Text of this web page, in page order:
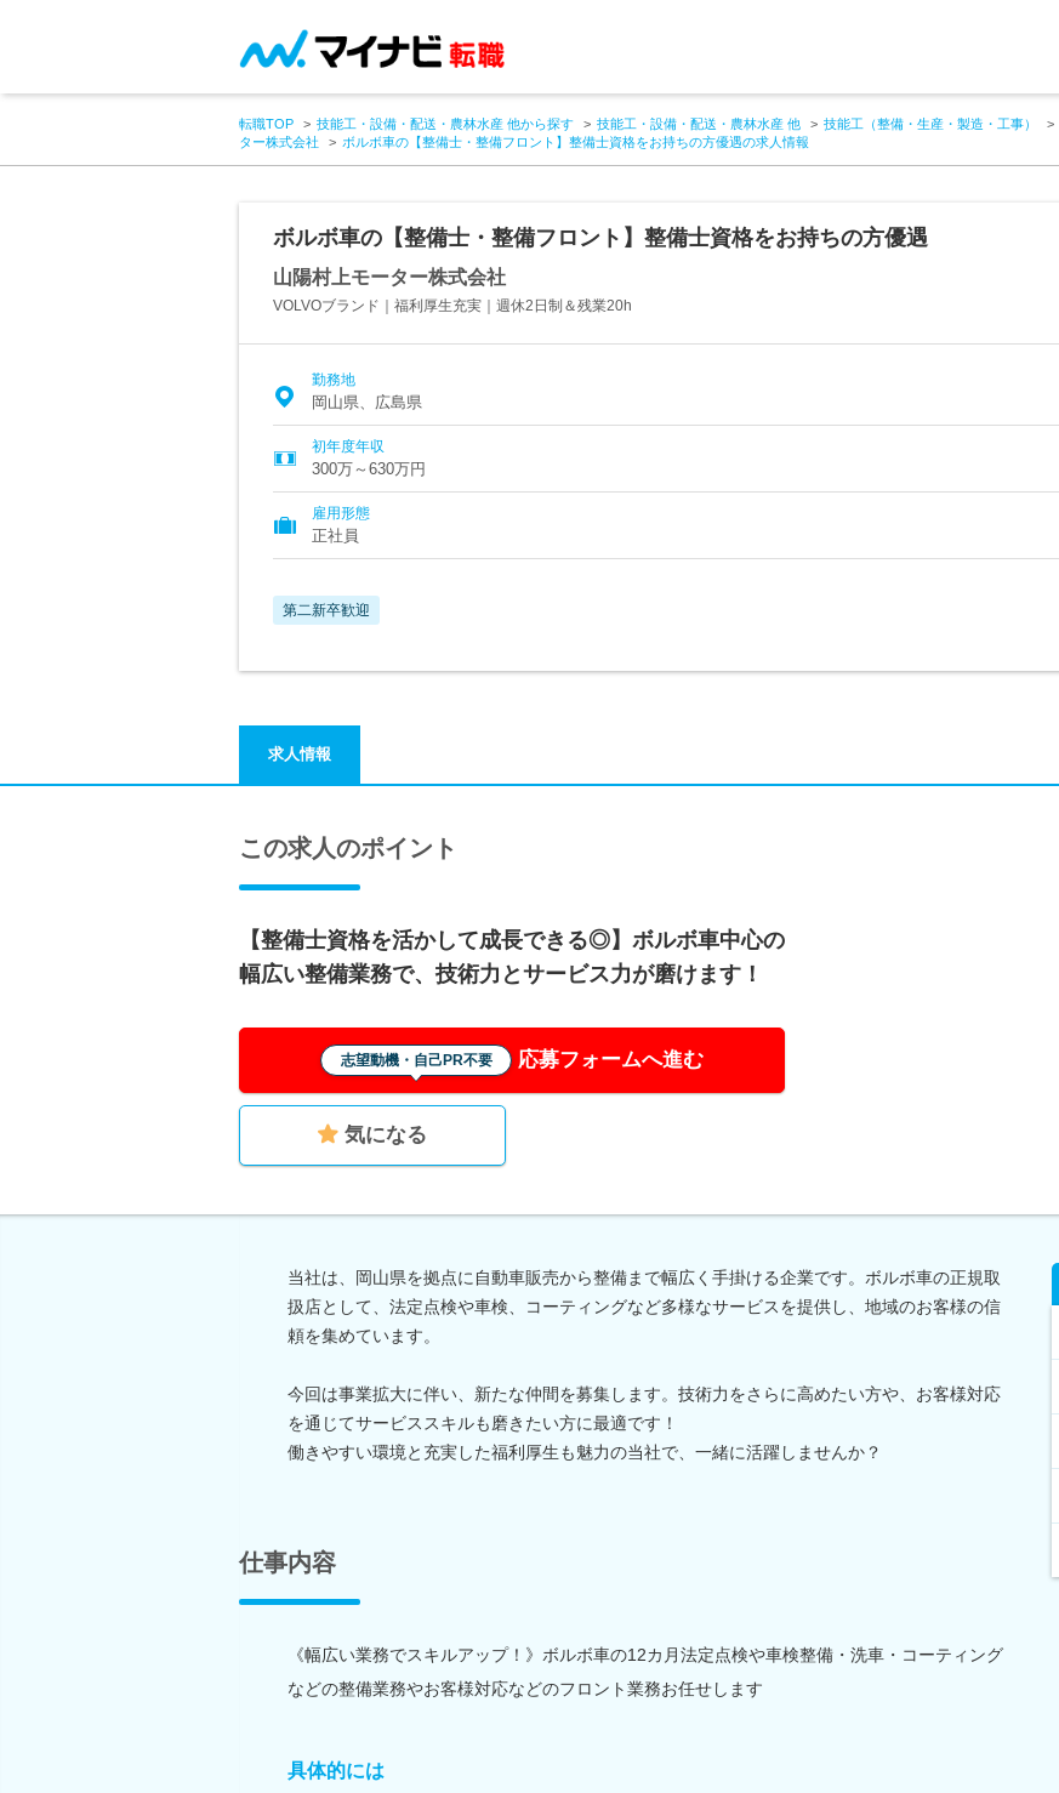
転職TOP 技能工・設備・配送・農林水産 他から探す 技能工・設備・配送・農林水産 他 技能工（整備・生産・製造・工事）
ター株式会社
ボルボ車の【整備士・整備フロント】整備士資格をお持ちの方優遇の求人情報
ボルボ車の【整備士・整備フロント】整備士資格をお持ちの方優遇
山陽村上モーター株式会社
VOLVOブランド｜福利厚生充実｜週休2日制＆残業20h
勤務地
岡山県、広島県
初年度年収
300万～630万円
雇用形態
正社員
第二新卒歓迎
求人情報
この求人のポイント
【整備士資格を活かして成長できる◎】ボルボ車中心の
幅広い整備業務で、技術力とサービス力が磨けます！
志望動機・自己PR不要 応募フォームへ進む
気になる
当社は、岡山県を拠点に自動車販売から整備まで幅広く手掛ける企業です。ボルボ車の正規取
扱店として、法定点検や車検、コーティングなど多様なサービスを提供し、地域のお客様の信
頼を集めています。
今回は事業拡大に伴い、新たな仲間を募集します。技術力をさらに高めたい方や、お客様対応
を通じてサービススキルも磨きたい方に最適です！
働きやすい環境と充実した福利厚生も魅力の当社で、一緒に活躍しませんか？
仕事内容
《幅広い業務でスキルアップ！》ボルボ車の12カ月法定点検や車検整備・洗車・コーティング
などの整備業務やお客様対応などのフロント業務お任せします
具体的には